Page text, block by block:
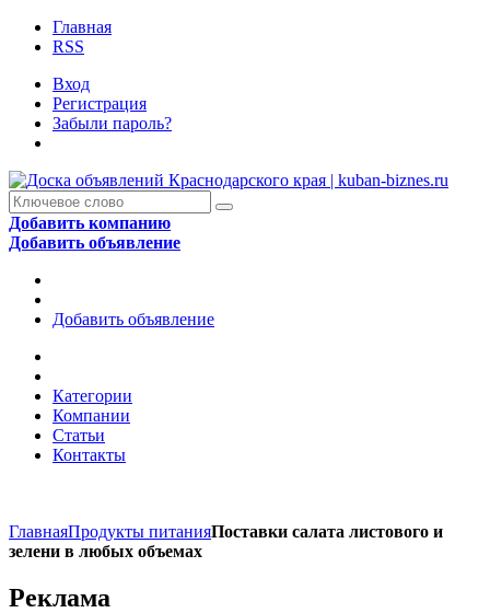
Главная
RSS
Вход
Регистрация
Забыли пароль?
Добавить компанию
Добавить объявление
Добавить объявление
Категории
Компании
Статьи
Контакты
ГлавнаяПродукты питанияПоставки салата листового и
зелени в любых объемах
Реклама